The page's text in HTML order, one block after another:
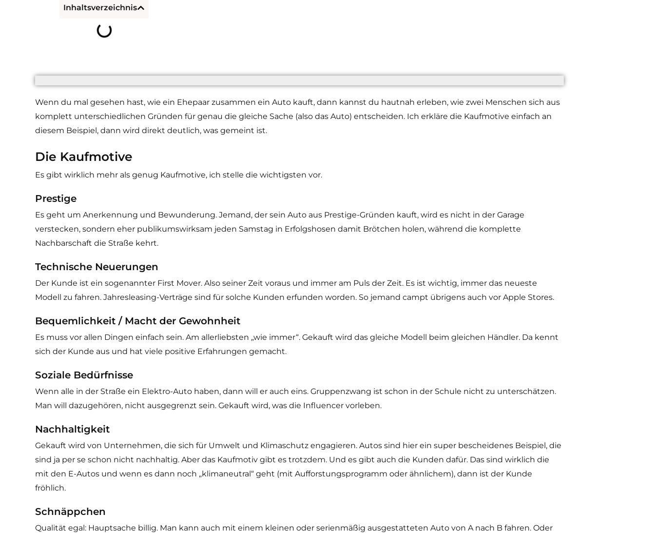
Inhaltsverzeichnis
Wenn du mal gesehen hast, wie ein Ehepaar zusammen ein Auto kauft, dann kannst du hautnah erleben, wie zwei Menschen sich aus
komplett unterschiedlichen Gründen für genau die gleiche Sache (also das Auto) entscheiden. Ich erkläre die Kaufmotive einfach an
diesem Beispiel, dann wird direkt deutlich, was gemeint ist.
Die Kaufmotive
Es gibt wirklich mehr als genug Kaufmotive, ich stelle die wichtigsten vor.
Prestige
Es geht um Anerkennung und Bewunderung. Jemand, der sein Auto aus Prestige-Gründen kauft, wird es nicht in der Garage
verstecken, sondern eher publikumswirksam jeden Samstag in Erfolgshosen damit Brötchen holen, während die komplette
Nachbarschaft die Straße kehrt.
Technische Neuerungen
Der Kunde ist ein sogenannter First Mover. Also seiner Zeit voraus und immer am Puls der Zeit. Es ist wichtig, immer das neueste
Modell zu fahren. Jahresleasing-Verträge sind für solche Kunden erfunden worden. So jemand campt übrigens auch vor Apple Stores.
Bequemlichkeit / Macht der Gewohnheit
Es muss vor allen Dingen einfach sein. Am allerliebsten „wie immer“. Gekauft wird das gleiche Modell beim gleichen Händler. Da kennt
sich der Kunde aus und hat viele positive Erfahrungen gemacht.
Soziale Bedürfnisse
Wenn alle in der Straße ein Elektro-Auto haben, dann will er auch eins. Gruppenzwang ist schon in der Schule nicht zu unterschätzen.
Man will dazugehören, nicht ausgegrenzt sein. Gekauft wird, was die Influencer vorleben.
Nachhaltigkeit
Gekauft wird von Unternehmen, die sich für Umwelt und Klimaschutz engagieren. Autos sind hier ein super bescheidenes Beispiel, die
sind ja per se schon nicht nachhaltig. Aber das Kaufmotiv gibt es trotzdem. Und es gibt auch die Kunden dafür. Das sind wirklich die
mit den E-Autos und wenn es dann noch „klimaneutral“ geht (mit Aufforstungsprogramm oder ähnlichem), dann ist der Kunde
fröhlich.
Schnäppchen
Qualität egal: Hauptsache billig. Man kann auch mit einem kleinen oder serienmäßig ausgestatteten Auto von A nach B fahren. Oder